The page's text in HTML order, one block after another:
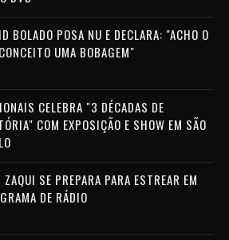
BOLADO POSA NU E DECLARA: "ACHO O
UMA BOBAGEM"
CELEBRA "3 DÉCADAS DE
COM EXPOSIÇÃO E SHOW EM SÃO
ZAQUI SE PREPARA PARA ESTREAR EM
DE RÁDIO